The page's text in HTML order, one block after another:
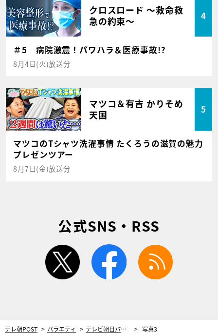
クロスロード ～救命救
急の約束～
4
＃5 病院激震！パワハラ＆医療事故!?
8月4日(火)放送分
マツコ＆有吉 かりそめ
天国
5
マツコのTシャツ洗濯事情 たくろうの滋賀の魅力
プレゼンツアー
8月7日(金)放送分
公式SNS・RSS
twitter facebook
テレ朝POST バラエティ テレビ朝日バラエティー史上初の試み！日米共同制作プロジェクト始動＜SONG vs DANCE＞ 写真3